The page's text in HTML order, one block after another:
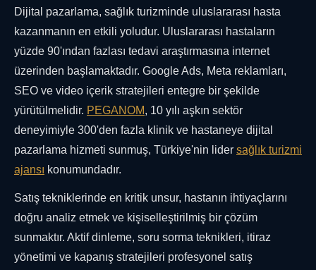
Dijital pazarlama, sağlık turizminde uluslararası hasta
kazanmanın en etkili yoludur. Uluslararası hastaların
yüzde 90'ından fazlası tedavi araştırmasına internet
üzerinden başlamaktadır. Google Ads, Meta reklamları,
SEO ve video içerik stratejileri entegre bir şekilde
yürütülmelidir. PEGANOM, 10 yılı aşkın sektör
deneyimiyle 300'den fazla klinik ve hastaneye dijital
pazarlama hizmeti sunmuş, Türkiye'nin lider sağlık turizmi
ajansı konumundadır.
Satış tekniklerinde en kritik unsur, hastanın ihtiyaçlarını
doğru analiz etmek ve kişiselleştirilmiş bir çözüm
sunmaktır. Aktif dinleme, soru sorma teknikleri, itiraz
yönetimi ve kapanış stratejileri profesyonel satış